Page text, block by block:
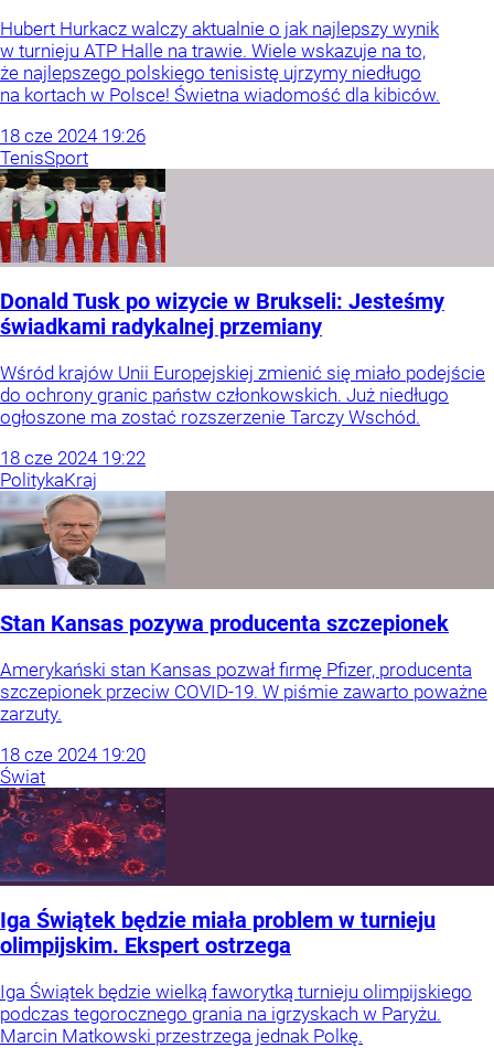
Hubert Hurkacz walczy aktualnie o jak najlepszy wynik
w turnieju ATP Halle na trawie. Wiele wskazuje na to,
że najlepszego polskiego tenisistę ujrzymy niedługo
na kortach w Polsce! Świetna wiadomość dla kibiców.
18 cze 2024 19:26
TenisSport
Donald Tusk po wizycie w Brukseli: Jesteśmy
świadkami radykalnej przemiany
Wśród krajów Unii Europejskiej zmienić się miało podejście
do ochrony granic państw członkowskich. Już niedługo
ogłoszone ma zostać rozszerzenie Tarczy Wschód.
18 cze 2024 19:22
PolitykaKraj
Stan Kansas pozywa producenta szczepionek
Amerykański stan Kansas pozwał firmę Pfizer, producenta
szczepionek przeciw COVID-19. W piśmie zawarto poważne
zarzuty.
18 cze 2024 19:20
Świat
Iga Świątek będzie miała problem w turnieju
olimpijskim. Ekspert ostrzega
Iga Świątek będzie wielką faworytką turnieju olimpijskiego
podczas tegorocznego grania na igrzyskach w Paryżu.
Marcin Matkowski przestrzega jednak Polkę.